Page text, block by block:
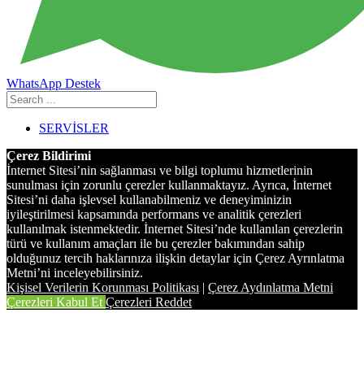
WhatsApp Destek
SERVİSLER
Çerez Bildirimi
İnternet Sitesi’nin sağlanması ve bilgi toplumu hizmetlerinin
sunulması için zorunlu çerezler kullanmaktayız. Ayrıca, İnternet
Sitesi’ni daha işlevsel kullanabilmeniz ve deneyiminizin
iyileştirilmesi kapsamında performans ve analitik çerezleri
kullanılmak istenmektedir. İnternet Sitesi’nde kullanılan çerezlerin
türü ve kullanım amaçları ile bu çerezler bakımından sahip
olduğunuz tercih haklarınıza ilişkin detaylar için Çerez Ayrınlatma
Metni’ni inceleyebilirsiniz.
Kişisel Verilerin Korunması Politikası | Çerez Aydınlatma Metni
Çerezleri Kabul EtÇerezleri Reddet